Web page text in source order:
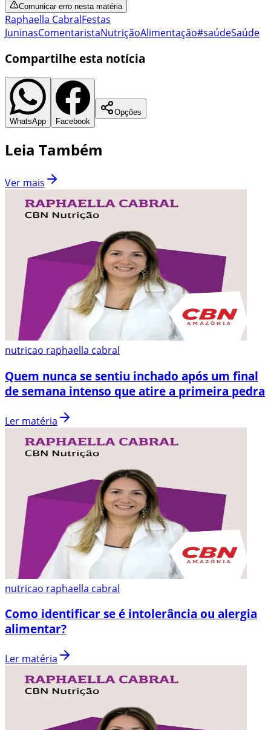
Comunicar erro nesta matéria
Raphaella CabralFestas
JuninasComentaristaNutriçãoAlimentação#saúdeSaúde
Compartilhe esta notícia
WhatsApp Facebook
Opções
Leia Também
Ver mais
nutricao raphaella cabral
Quem nunca se sentiu inchado após um final
de semana intenso que atire a primeira pedra
Ler matéria
nutricao raphaella cabral
Como identificar se é intolerância ou alergia
alimentar?
Ler matéria